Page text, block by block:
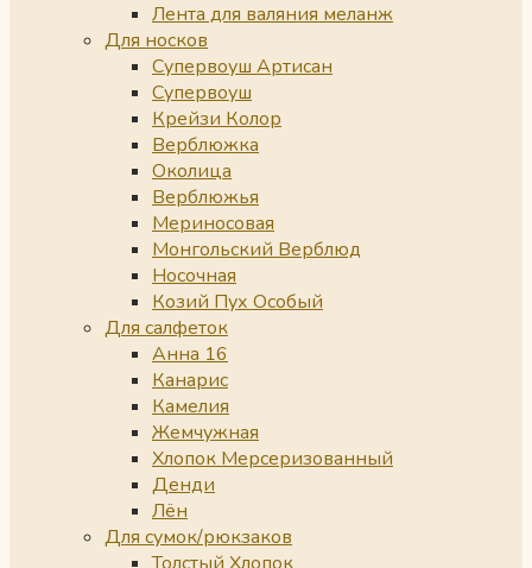
Лента для валяния меланж
Для носков
Супервоуш Артисан
Супервоуш
Крейзи Колор
Верблюжка
Околица
Верблюжья
Мериносовая
Монгольский Верблюд
Носочная
Козий Пух Особый
Для салфеток
Анна 16
Канарис
Камелия
Жемчужная
Хлопок Мерсеризованный
Денди
Лён
Для сумок/рюкзаков